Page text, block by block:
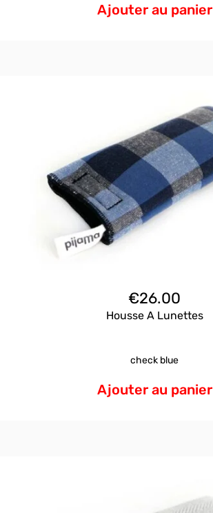
Ajouter au panier
€26.00
Housse A Lunettes
check blue
Ajouter au panier